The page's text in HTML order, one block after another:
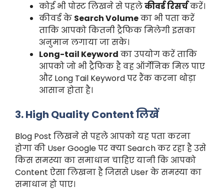
कोई भी पोस्ट लिखने से पहलेकीवर्ड रिसर्चकरें।
कीवर्ड के Search Volumeका भी पता करें
ताकि आपको कितनी ट्रैफिक मिलेगी इसका
अनुमान लगाया जा सके।
Long-tail Keyword का उपयोग करें ताकि
आपको जो भी ट्रैफिक है वह ऑर्गेनिक मिल पाए
और Long Tail Keyword पर रैंक करना थोड़ा
आसान होता है।
3. High Quality Content लिखें
Blog Post लिखने से पहले आपको यह पता करना
होगा की User Google पर क्या Search कर रहा है उसे
किस समस्या का समाधान चाहिए यानी कि आपको
Content ऐसा लिखना है जिससे User के समस्या का
समाधान हो पाए।